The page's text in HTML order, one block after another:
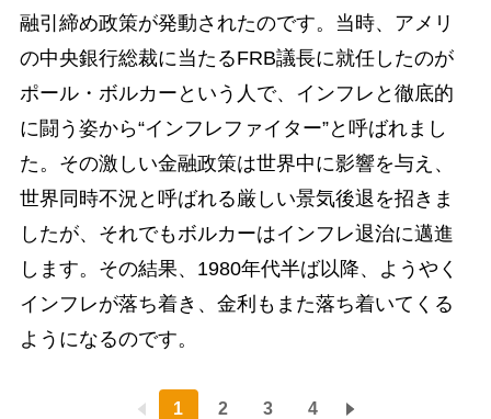
融引締め政策が発動されたのです。当時、アメリ
の中央銀行総裁に当たるFRB議長に就任したのが
ポール・ボルカーという人で、インフレと徹底的
に闘う姿から“インフレファイター”と呼ばれまし
た。その激しい金融政策は世界中に影響を与え、
世界同時不況と呼ばれる厳しい景気後退を招きま
したが、それでもボルカーはインフレ退治に邁進
します。その結果、1980年代半ば以降、ようやく
インフレが落ち着き、金利もまた落ち着いてくる
ようになるのです。
1 2 3 4